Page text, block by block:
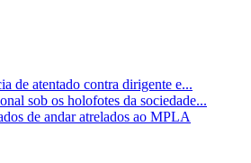
de atentado contra dirigente e...
sob os holofotes da sociedade...
de andar atrelados ao MPLA